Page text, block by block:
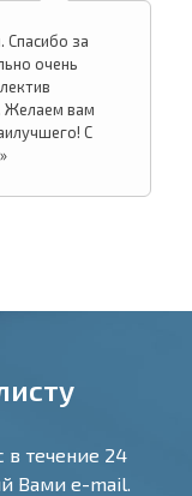
Спасибо за
очень
Желаем вам
С
в течение 24
Вами e-mail.